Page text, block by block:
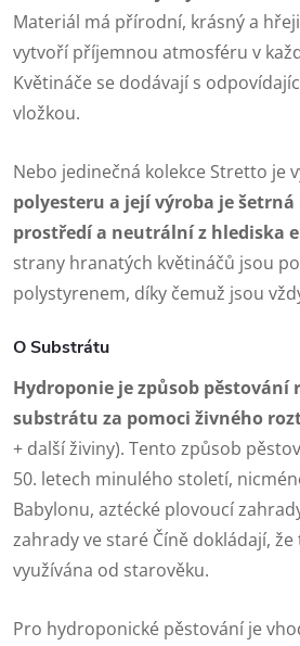
Materiál má přírodní, krásný a
vytvoří příjemnou atmosféru v
Květináče se dodávají s
vložkou.
Nebo jedinečná kolekce Stretto je
polyesteru a její výroba je
prostředí a neutrální z hlediska
strany hranatých květináčů jsou
polystyrenem, díky čemuž jsou
O Substrátu
Hydroponie je způsob pěstování
substrátu za pomoci živného
+ další živiny). Tento způsob
50. letech minulého století,
Babylonu, aztécké plovoucí
zahrady ve staré Číně dokládají,
využívána od starověku.
Pro hydroponické pěstování je